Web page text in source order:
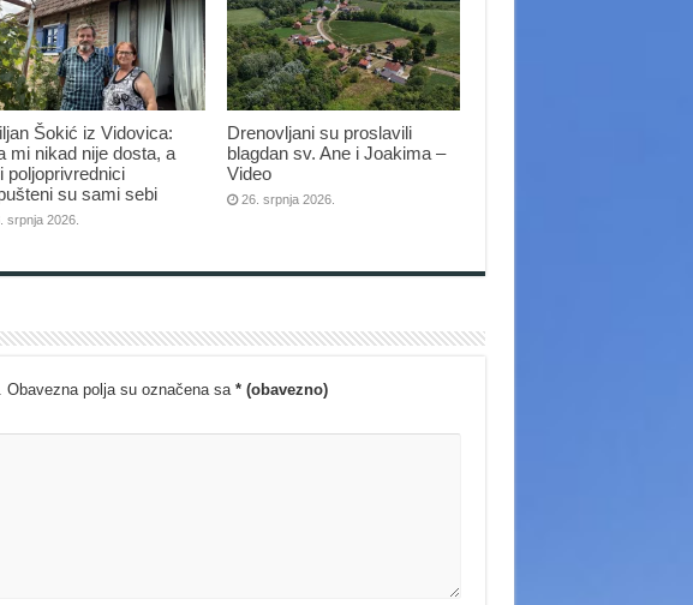
Šokić iz Vidovica:
mi nikad nije dosta, a
poljoprivrednici
su sami sebi
srpnja 2026.
Drenovljani su proslavili
blagdan sv. Ane i Joakima –
Video
26. srpnja 2026.
Obavezna polja su označena sa * (obavezno)